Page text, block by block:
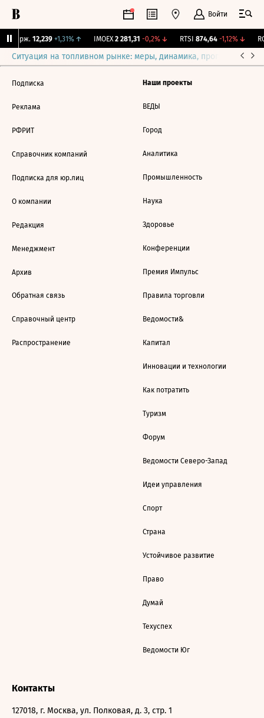
Войти
Бирж. 12,239 +1,31%↑ IMOEX 2 281,31 -0,2%↓ RTSI 874,64 -1,12%↓
Ситуация на топливном рынке: меры, динамика, прогнозы
Подписка
Реклама
РФРИТ
Справочник компаний
Подписка для юр.лиц
О компании
Редакция
Менеджмент
Архив
Обратная связь
Справочный центр
Распространение
Наши проекты
ВЕДЫ
Город
Аналитика
Промышленность
Наука
Здоровье
Конференции
Премия Импульс
Правила торговли
Ведомости&
Капитал
Инновации и технологии
Как потратить
Туризм
Форум
Ведомости Северо-Запад
Идеи управления
Спорт
Страна
Устойчивое развитие
Право
Думай
Техуспех
Ведомости Юг
Контакты
127018, г. Москва, ул. Полковая, д. 3, стр. 1